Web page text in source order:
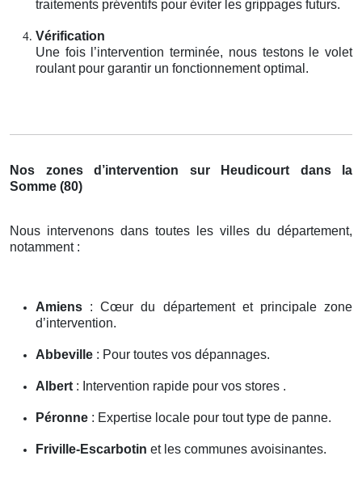
traitements préventifs pour éviter les grippages futurs.
Vérification
Une fois l’intervention terminée, nous testons le volet
roulant pour garantir un fonctionnement optimal.
Nos zones d’intervention sur Heudicourt dans la
Somme (80)
Nous intervenons dans toutes les villes du département,
notamment :
Amiens : Cœur du département et principale zone
d’intervention.
Abbeville : Pour toutes vos dépannages.
Albert : Intervention rapide pour vos stores .
Péronne : Expertise locale pour tout type de panne.
Friville-Escarbotin et les communes avoisinantes.